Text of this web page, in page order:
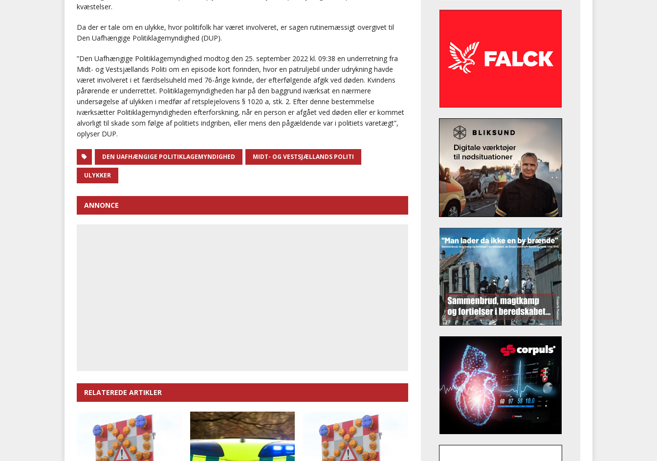
kvæstelser.
Da der er tale om en ulykke, hvor politifolk har været involveret, er sagen rutinemæssigt overgivet til
Den Uafhængige Politiklagemyndighed (DUP).
”Den Uafhængige Politiklagemyndighed modtog den 25. september 2022 kl. 09:38 en underretning fra
Midt- og Vestsjællands Politi om en episode kort forinden, hvor en patruljebil under udrykning havde
været involveret i et færdselsuheld med 76-årige kvinde, der efterfølgende afgik ved døden. Kvindens
pårørende er underrettet. Politiklagemyndigheden har på den baggrund iværksat en nærmere
undersøgelse af ulykken i medfør af retsplejelovens § 1020 a, stk. 2. Efter denne bestemmelse
iværksætter Politiklagemyndigheden efterforskning, når en person er afgået ved døden eller er kommet
alvorligt til skade som følge af politiets indgriben, eller mens den pågældende var i politiets varetægt”,
oplyser DUP.
DEN UAFHÆNGIGE POLITIKLAGEMYNDIGHED MIDT- OG VESTSJÆLLANDS POLITI
ULYKKER
ANNONCE
RELATEREDE ARTIKLER